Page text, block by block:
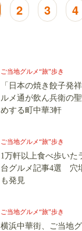
2 3 4
ご当地グルメ“旅”歩き
「日本の焼き餃子発
ルメ通が飲ん兵衛の
めする町中華3軒
ご当地グルメ“旅”歩き
1万軒以上食べ歩いた
台グルメ記事4選 穴
も発見
ご当地グルメ“旅”歩き
横浜中華街、ご当地